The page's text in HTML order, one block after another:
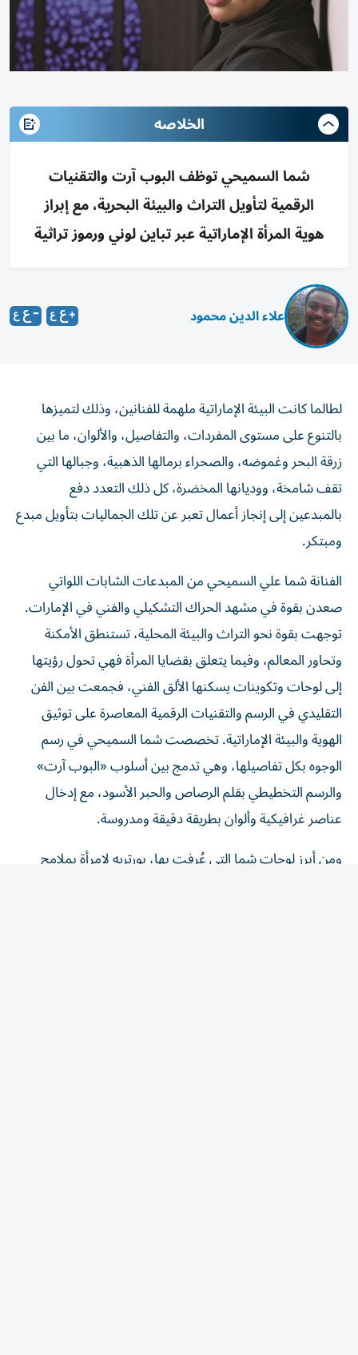
الخلاصه
شما السميحي توظف البوب آرت والتقنيات
الرقمية لتأويل التراث والبيئة البحرية، مع إبراز
هوية المرأة الإماراتية عبر تباين لوني ورموز تراثية
علاء الدين محمود
بالتنوع على مستوى المفردات، والتفاصيل، والألوان، ما بين
زرقة البحر وغموضه، والصحراء برمالها الذهبية، وجبالها التي
تقف شامخة، ووديانها المخضرة، كل ذلك التعدد دفع
بالمبدعين إلى إنجاز أعمال تعبر عن تلك الجماليات بتأويل مبدع
ومبتكر.
صعدن بقوة في مشهد الحراك التشكيلي والفني في الإمارات.
توجهت بقوة نحو التراث والبيئة المحلية، تستنطق الأمكنة
وتحاور المعالم، وفيما يتعلق بقضايا المرأة فهي تحول رؤيتها
إلى لوحات وتكوينات يسكنها الألق الفني، فجمعت بين الفن
التقليدي في الرسم والتقنيات الرقمية المعاصرة على توثيق
الهوية والبيئة الإماراتية. تخصصت شما السميحي في رسم
الوجوه بكل تفاصيلها، وهي تدمج بين أسلوب «البوب آرت»
والرسم التخطيطي بقلم الرصاص والحبر الأسود، مع إدخال
عناصر غرافيكية وألوان بطريقة دقيقة ومدروسة.
ومن أبرز لوحات شما التي عُرِفت بها، بورتريه لامرأة بملامح
هادئة، ترتدي واحداً من الأزياء التقليدية التراثية الإماراتية المزينة